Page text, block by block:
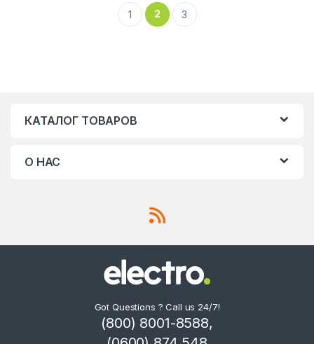
1 2 3
КАТАЛОГ ТОВАРОВ
О НАС
Got Questions ? Call us 24/7!
(800) 8001-8588,